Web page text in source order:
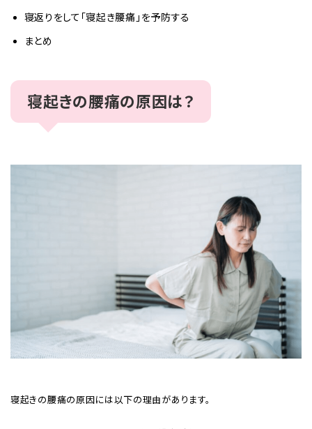
寝返りをして「寝起き腰痛」を予防する
まとめ
寝起きの腰痛の原因は？
寝起きの腰痛の原因には以下の理由があります。